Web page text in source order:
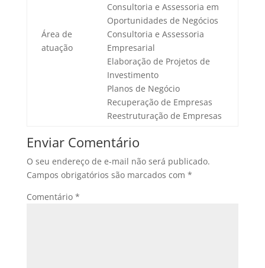
Área de
atuação
Consultoria e Assessoria em
Oportunidades de Negócios
Consultoria e Assessoria
Empresarial
Elaboração de Projetos de
Investimento
Planos de Negócio
Recuperação de Empresas
Reestruturação de Empresas
Enviar Comentário
O seu endereço de e-mail não será publicado.
Campos obrigatórios são marcados com *
Comentário *